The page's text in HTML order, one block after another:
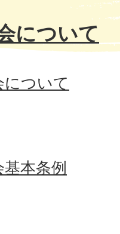
について
について
本条例